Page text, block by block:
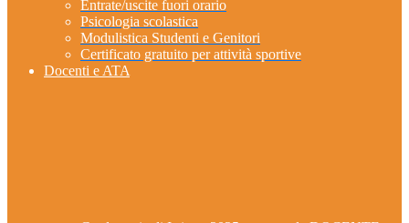
Entrate/uscite fuori orario
Psicologia scolastica
Modulistica Studenti e Genitori
Certificato gratuito per attività sportive
Docenti e ATA